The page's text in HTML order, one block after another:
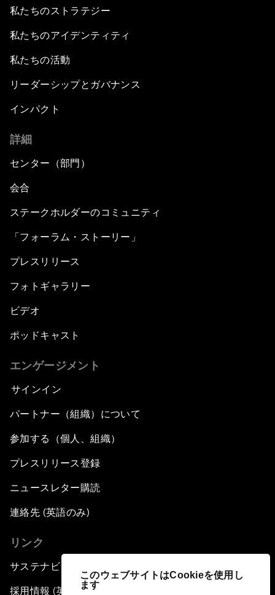
このウェブサイトはCookieを使用し
ます
私たちのストラテジー
私たちのアイデンティティ
私たちの活動
リーダーシップとガバナンス
インパクト
詳細
センター（部門）
会合
ステークホルダーのコミュニティ
「フォーラム・ストーリー」
プレスリリース
フォトギャラリー
ビデオ
ポッドキャスト
エンゲージメント
サインイン
パートナー（組織）について
参加する（個人、組織）
プレスリリース登録
ニュースレター購読
連絡先 (英語のみ)
リンク
サステナビリティへの取り組み
採用情報 (英語のみ)